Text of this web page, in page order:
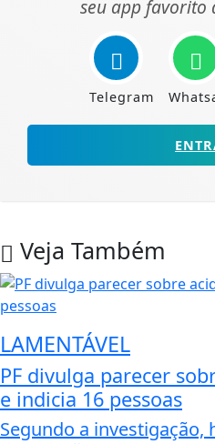
seu app favorito
Telegram
Veja Também
LAMENTÁVEL
PF divulga parecer
e indicia 16 pessoas
Segundo a investigação,